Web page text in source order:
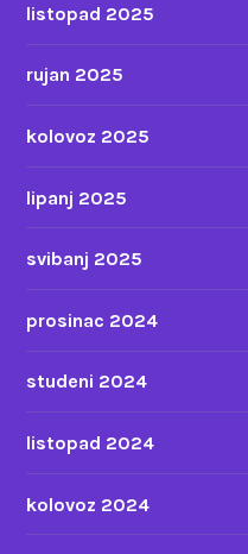
listopad 2025
rujan 2025
kolovoz 2025
lipanj 2025
svibanj 2025
prosinac 2024
studeni 2024
listopad 2024
kolovoz 2024